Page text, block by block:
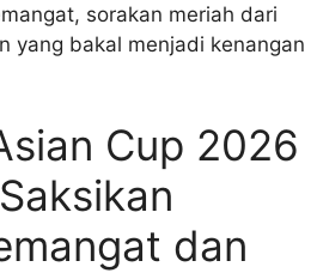
sorakan meriah dari
yang bakal menjadi kenangan
Cup 2026
dan